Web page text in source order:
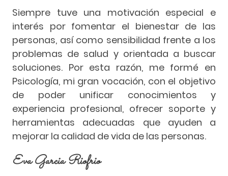
Siempre tuve una motivación especial e
interés por fomentar el bienestar de las
personas, así como sensibilidad frente a los
problemas de salud y orientada a buscar
soluciones. Por esta razón, me formé en
Psicología, mi gran vocación, con el objetivo
de poder unificar conocimientos y
experiencia profesional, ofrecer soporte y
herramientas adecuadas que ayuden a
mejorar la calidad de vida de las personas.
Eva Garcia Riofrio